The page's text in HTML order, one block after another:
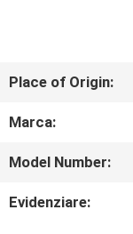
NOI
FABBRICA
Place of Origin:
Marca:
Model Number:
Evidenziare: